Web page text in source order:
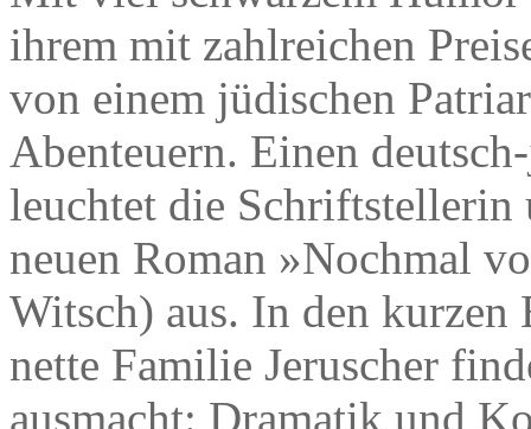
ihrem mit zahlreichen
von einem jüdischen
Abenteuern. Einen
leuchtet die
neuen Roman »Nochmal
Witsch) aus. In den kurzen
nette Familie Jeruscher
ausmacht: Dramatik und